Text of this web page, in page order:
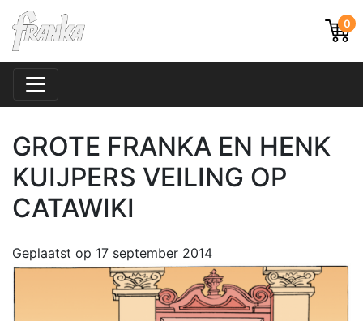
0
GROTE FRANKA EN HENK
KUIJPERS VEILING OP
CATAWIKI
Geplaatst op 17 september 2014